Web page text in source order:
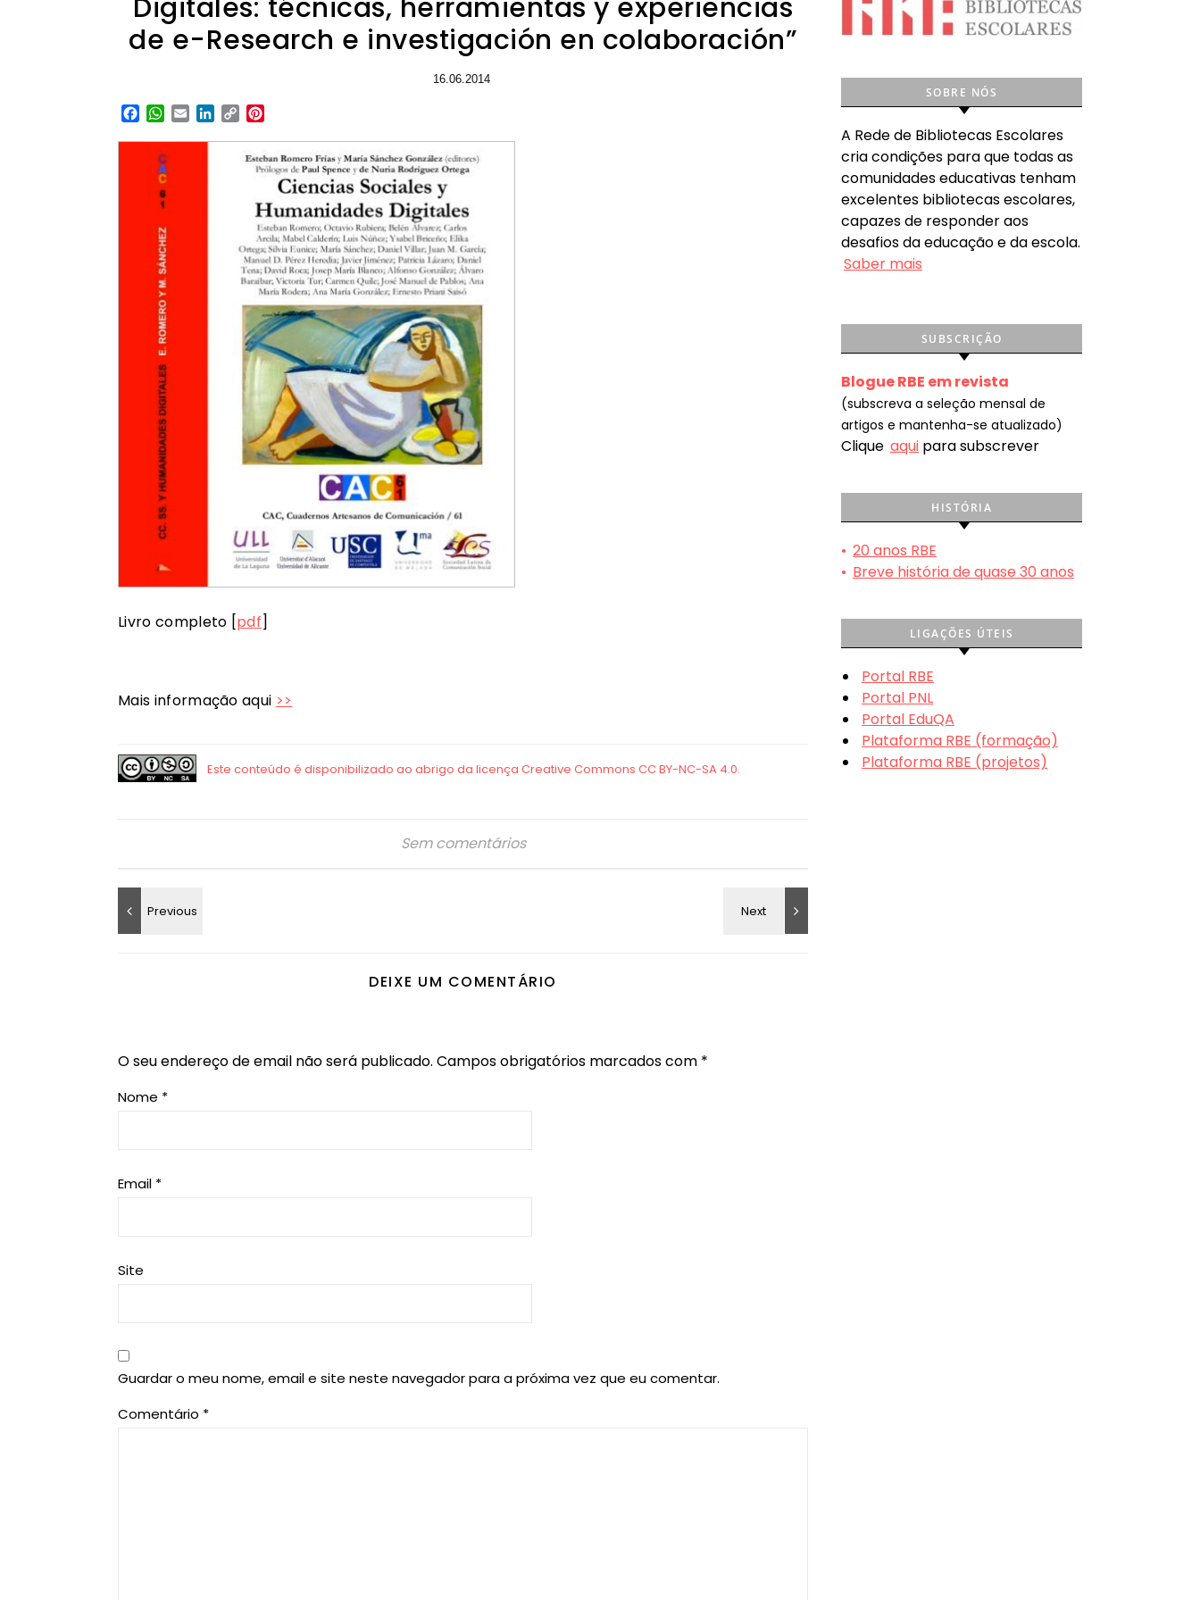
Digitales: técnicas, herramientas y experiencias
de e-Research e investigación en colaboración”
16.06.2014
Facebook
WhatsApp
EmailLinkedIn
Copy
Livro completo [pdf]
Mais informação aqui >>
Sem comentários
DEIXE UM COMENTÁRIO
O seu endereço de email não será publicado. Campos obrigatórios marcados com *
Nome *
Email *
Site
Guardar o meu nome, email e site neste navegador para a próxima vez que eu comentar.
Comentário *
SOBRE NÓS
A Rede de Bibliotecas Escolares
cria condições para que todas as
comunidades educativas tenham
excelentes bibliotecas escolares,
capazes de responder aos
desafios da educação e da escola.
Saber mais
SUBSCRIÇÃO
Blogue RBE em revista
(subscreva a seleção mensal de
artigos e mantenha-se atualizado)
Clique aqui para subscrever
HISTÓRIA
• 20 anos RBE
• Breve história de quase 30 anos
LIGAÇÕES ÚTEIS
Portal RBE
Portal PNL
Portal EduQA
Plataforma RBE (formação)
Plataforma RBE (projetos)